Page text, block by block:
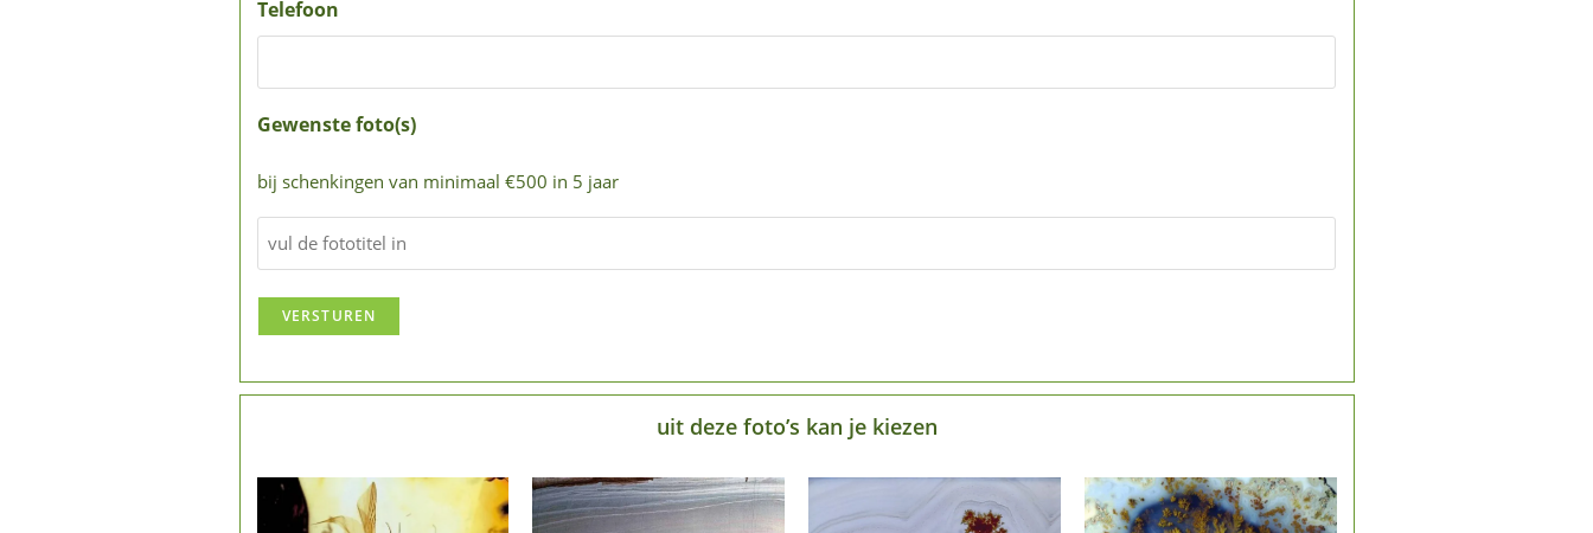
Telefoon
Gewenste foto(s)
bij schenkingen van minimaal €500 in 5 jaar
VERSTUREN
uit deze foto’s kan je kiezen